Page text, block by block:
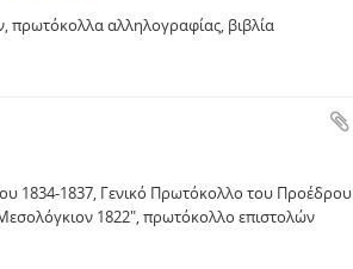
πρωτόκολλα αλληλογραφίας, βιβλία
1834-1837, Γενικό Πρωτόκολλο του Προέδρου
1822", πρωτόκολλο επιστολών